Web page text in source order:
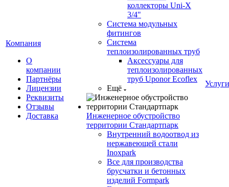
Компания
О
компании
Партнёры
Лицензии
Реквизиты
Отзывы
Доставка
коллекторы Uni-X
3/4"
Система модульных
фитингов
Система
теплоизолированных труб
Аксессуары для
теплоизолированных
труб Uponor Ecoflex
Ещё
Инженерное обустройство
территории Стандартпарк
Внутренний водоотвод из
нержавеющей стали
Inoxpark
Все для производства
брусчатки и бетонных
изделий Formpark
Услуги